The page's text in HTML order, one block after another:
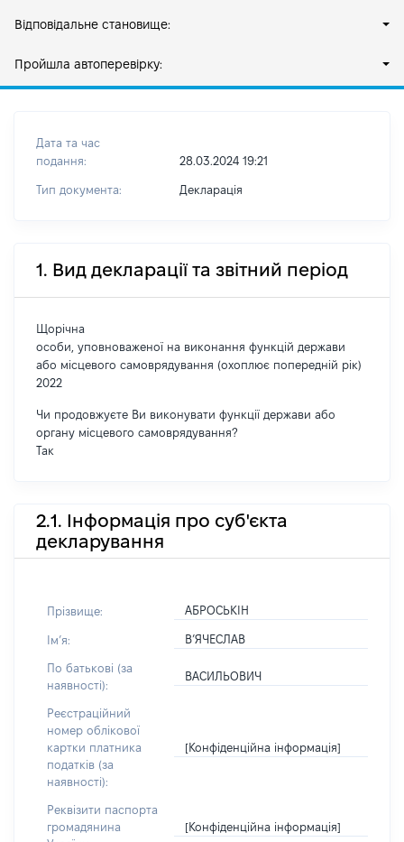
Відповідальне становище:
Пройшла автоперевірку:
Дата та час
подання:
28.03.2024 19:21
Тип документа: Декларація
1. Вид декларації та звітний період
Щорічна
особи, уповноваженої на виконання функцій держави
або місцевого самоврядування (охоплює попередній рік)
2022
Чи продовжуєте Ви виконувати функції держави або
органу місцевого самоврядування?
Так
2.1. Інформація про суб'єкта
декларування
Прізвище: АБРОСЬКІН
Імʼя: В’ЯЧЕСЛАВ
По батькові (за
наявності):
ВАСИЛЬОВИЧ
Реєстраційний
номер облікової
картки платника
податків (за
наявності):
[Конфіденційна інформація]
Реквізити паспорта
громадянина
[Конфіденційна інформація]